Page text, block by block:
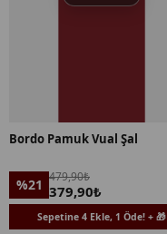
Bordo Pamuk Vual Şal
%21 479,90₺
379,90₺
Sepetine 4 Ekle, 1 Öde! + 🎁